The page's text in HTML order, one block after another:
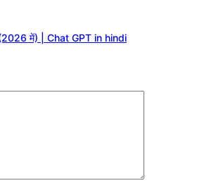
में) | Chat GPT in hindi